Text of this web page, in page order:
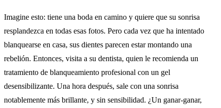
Imagine esto: tiene una boda en camino y quiere que su sonrisa
resplandezca en todas esas fotos. Pero cada vez que ha intentado
blanquearse en casa, sus dientes parecen estar montando una
rebelión. Entonces, visita a su dentista, quien le recomienda un
tratamiento de blanqueamiento profesional con un gel
desensibilizante. Una hora después, sale con una sonrisa
notablemente más brillante, y sin sensibilidad. ¿Un ganar-ganar,